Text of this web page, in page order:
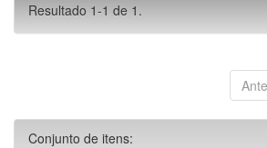
Resultado 1-1 de 1.
Conjunto de itens: